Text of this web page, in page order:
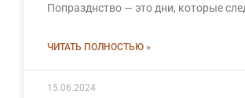
Попразднство — это дни, которые
ЧИТАТЬ ПОЛНОСТЬЮ »
15.06.2024